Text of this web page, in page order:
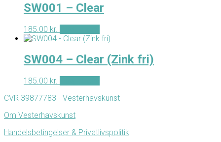
SW001 – Clear
185.00 kr.
SW004 – Clear (Zink fri)
185.00 kr.
CVR 39877783 - Vesterhavskunst
Om Vesterhavskunst
Handelsbetingelser & Privatlivspolitik